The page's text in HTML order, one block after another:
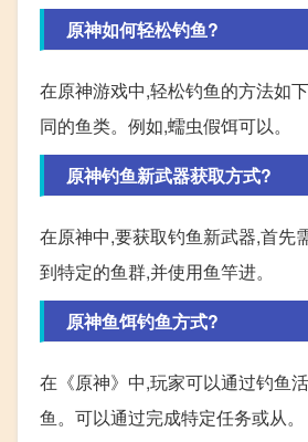
原神如何轻松钓鱼?
在原神游戏中,轻松钓鱼的方法如
同的鱼类。例如,蠕虫假饵可以。
原神钓鱼新武器获取方式?
在原神中,要获取钓鱼新武器,首先
到特定的鱼群,并使用鱼竿进。
原神鱼饵钓鱼方式?
在《原神》中,玩家可以通过钓鱼
鱼。可以通过完成特定任务或从。